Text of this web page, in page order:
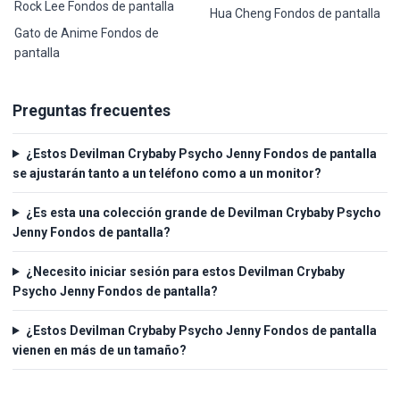
Rock Lee Fondos de pantalla
Gato de Anime Fondos de
pantalla
Hua Cheng Fondos de pantalla
Preguntas frecuentes
¿Estos Devilman Crybaby Psycho Jenny Fondos de pantalla
se ajustarán tanto a un teléfono como a un monitor?
¿Es esta una colección grande de Devilman Crybaby Psycho
Jenny Fondos de pantalla?
¿Necesito iniciar sesión para estos Devilman Crybaby
Psycho Jenny Fondos de pantalla?
¿Estos Devilman Crybaby Psycho Jenny Fondos de pantalla
vienen en más de un tamaño?